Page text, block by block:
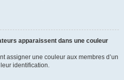
apparaissent dans une couleur
assigner une couleur aux membres d’un
identification.